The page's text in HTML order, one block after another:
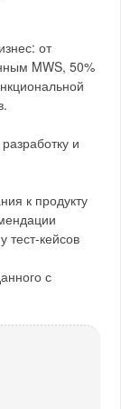
от
MWS, 50%
и
к продукту
кейсов
с